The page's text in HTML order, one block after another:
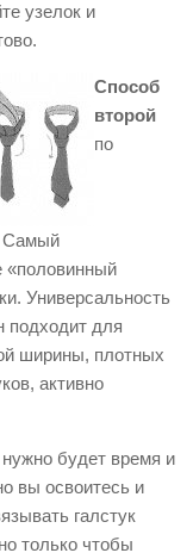
узелок и
Способ
второй
по
Самый
«половинный
Универсальность
подходит для
ширины, плотных
активно
будет время и
вы освоитесь и
галстук
только чтобы